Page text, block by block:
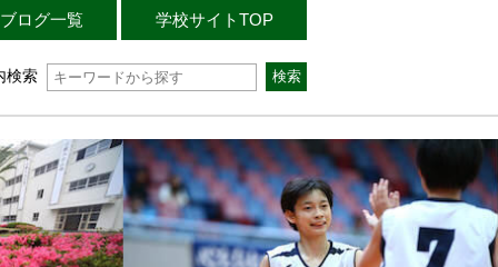
ブログ一覧 学校サイトTOP
検索